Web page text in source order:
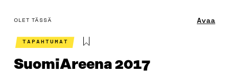
TAPAHTUMAT
SuomiAreena 2017
OLET TÄSSÄ Avaa